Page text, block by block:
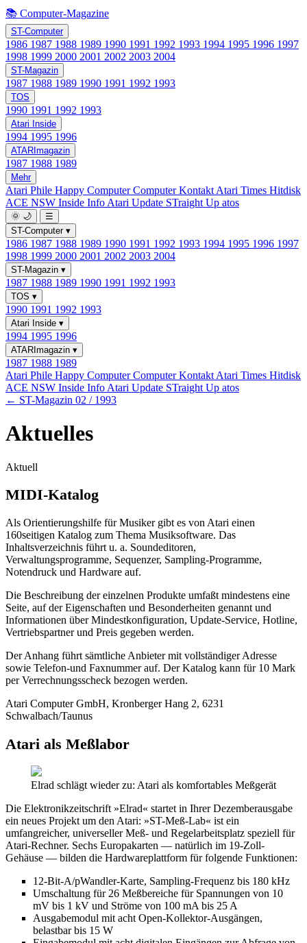
📚 Computer-Magazine
ST-Computer
1986 1987 1988 1989 1990 1991 1992 1993 1994 1995 1996 1997
1998 1999 2000 2001 2002 2003 2004
ST-Magazin
1987 1988 1989 1990 1991 1992 1993
TOS
1990 1991 1992 1993
Atari Inside
1994 1995 1996
ATARImagazin
1987 1988 1989
Mehr
Atari Phile Happy ComputerComputer Kontakt Atari Times Hitdisk
ACE NSW Inside Info Atari Update STraight Up atos
🌞 🌙
☰
ST-Computer ▾
1986 1987 1988 1989 1990 1991 1992 1993 1994 1995 1996 1997
1998 1999 2000 2001 2002 2003 2004
ST-Magazin ▾
1987 1988 1989 1990 1991 1992 1993
TOS ▾
1990 1991 1992 1993
Atari Inside ▾
1994 1995 1996
ATARImagazin ▾
1987 1988 1989
Atari Phile Happy ComputerComputer Kontakt Atari Times Hitdisk
ACE NSW Inside Info Atari Update STraight Up atos
← ST-Magazin 02 / 1993
Aktuelles
Aktuell
MIDI-Katalog
Als Orientierungshilfe für Musiker gibt es von Atari einen
160seitigen Katalog zum Thema Musiksoftware. Das
Inhaltsverzeichnis führt u. a. Soundeditoren,
Verwaltungsprogramme, Sequenzer, Sampling-Programme,
Notendruck und Hardware auf.
Die Beschreibung der einzelnen Produkte umfaßt mindestens eine
Seite, auf der Eigenschaften und Besonderheiten genannt und
Informationen über Mindestkonfiguration, Update-Service, Hotline,
Vertriebspartner und Preis gegeben werden.
Der Anhang führt sämtliche Anbieter mit vollständiger Adresse
sowie Telefon-und Faxnummer auf. Der Katalog kann für 10 Mark
per Verrechnungsscheck bezogen werden.
Atari Computer GmbH, Kronberger Hang 2, 6231
Schwalbach/Taunus
Atari als Meßlabor
Elrad schlägt wieder zu: Atari als komfortables Meßgerät
Die Elektronikzeitschrift »Elrad« startet in Ihrer Dezemberausgabe
ein neues Projekt um den Atari: »ST-Meß-Lab« ist ein
umfangreicher, universeller Meß- und Regelarbeitsplatz speziell für
Atari-Rechner. Sechs Europakarten — natürlich im 19-Zoll-
Gehäuse — bilden die Hardwareplattform für folgende Funktionen:
12-Bit-A/pWandler-Karte, Sampling-Frequenz bis 180 kHz
Umschaltung für 26 Meßbereiche für Spannungen von 10
mV bis 1 kV und Ströme von 100 mA bis 25 A
Ausgabemodul mit acht Open-Kollektor-Ausgängen,
belastbar bis 15 W